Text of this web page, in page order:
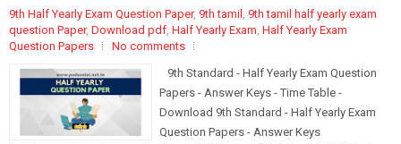
9th Half Yearly Exam Question Paper, 9th tamil , 9th tamil half yearly exam
question Paper, Download pdf, Half Yearly Exam, Half Yearly Exam
Question Papers
No comments
9th Standard - Half Yearly Exam Question
Papers - Answer Keys - Time Table -
Download 9th Standard - Half Yearly Exam
Question Papers - Answer Keys